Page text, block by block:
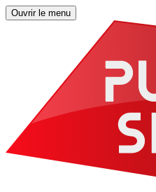
Ouvrir le menu